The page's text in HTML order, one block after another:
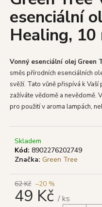
z
5
hvězdiček.
esenciální
Healing,
Vonný esenciální olej Green
směs přírodních esenciálních
svěží. Tato vůně přispívá k
zažíváte vědomě a nevědomě.
pro použití v aroma lampách,
Skladem
Kód: 8902276202749
Značka: Green Tree
62 Kč –20 %
49 Kč / ks
a
j
í
?
HLEDAT
D
o
p
o